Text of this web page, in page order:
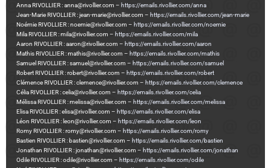
Anna RIVOLLIER : anna@rivollier.com – https://emails.rivollier.com/anna
Jean-Marie RIVOLLIER : jean-marie@rivollier.com – https://emails.rivollier.com/jean-marie
Noémie RIVOLLIER : noemie@rivollier.com – https://emails.rivollier.com/noemie
Mila RIVOLLIER : mila@rivollier.com – https://emails.rivollier.com/mila
Aaron RIVOLLIER : aaron@rivollier.com – https://emails.rivollier.com/aaron
Mathis RIVOLLIER : mathis@rivollier.com – https://emails.rivollier.com/mathis
Samuel RIVOLLIER : samuel@rivollier.com – https://emails.rivollier.com/samuel
Robert RIVOLLIER : robert@rivollier.com – https://emails.rivollier.com/robert
Clémence RIVOLLIER : clemence@rivollier.com – https://emails.rivollier.com/clemence
Célia RIVOLLIER : celia@rivollier.com – https://emails.rivollier.com/celia
Mélissa RIVOLLIER : melissa@rivollier.com – https://emails.rivollier.com/melissa
Elisa RIVOLLIER : elisa@rivollier.com – https://emails.rivollier.com/elisa
Léon RIVOLLIER : leon@rivollier.com – https://emails.rivollier.com/leon
Romy RIVOLLIER : romy@rivollier.com – https://emails.rivollier.com/romy
Bastien RIVOLLIER : bastien@rivollier.com – https://emails.rivollier.com/bastien
Jonathan RIVOLLIER : jonathan@rivollier.com – https://emails.rivollier.com/jonathan
Odile RIVOLLIER : odile@rivollier.com – https://emails.rivollier.com/odile